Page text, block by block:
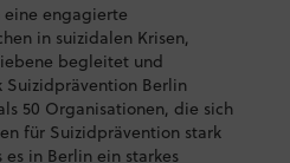
eine engagierte
in suizidalen Krisen,
begleitet und
Suizidprävention Berlin
50 Organisationen, die sich
für Suizidprävention stark
in Berlin ein starkes